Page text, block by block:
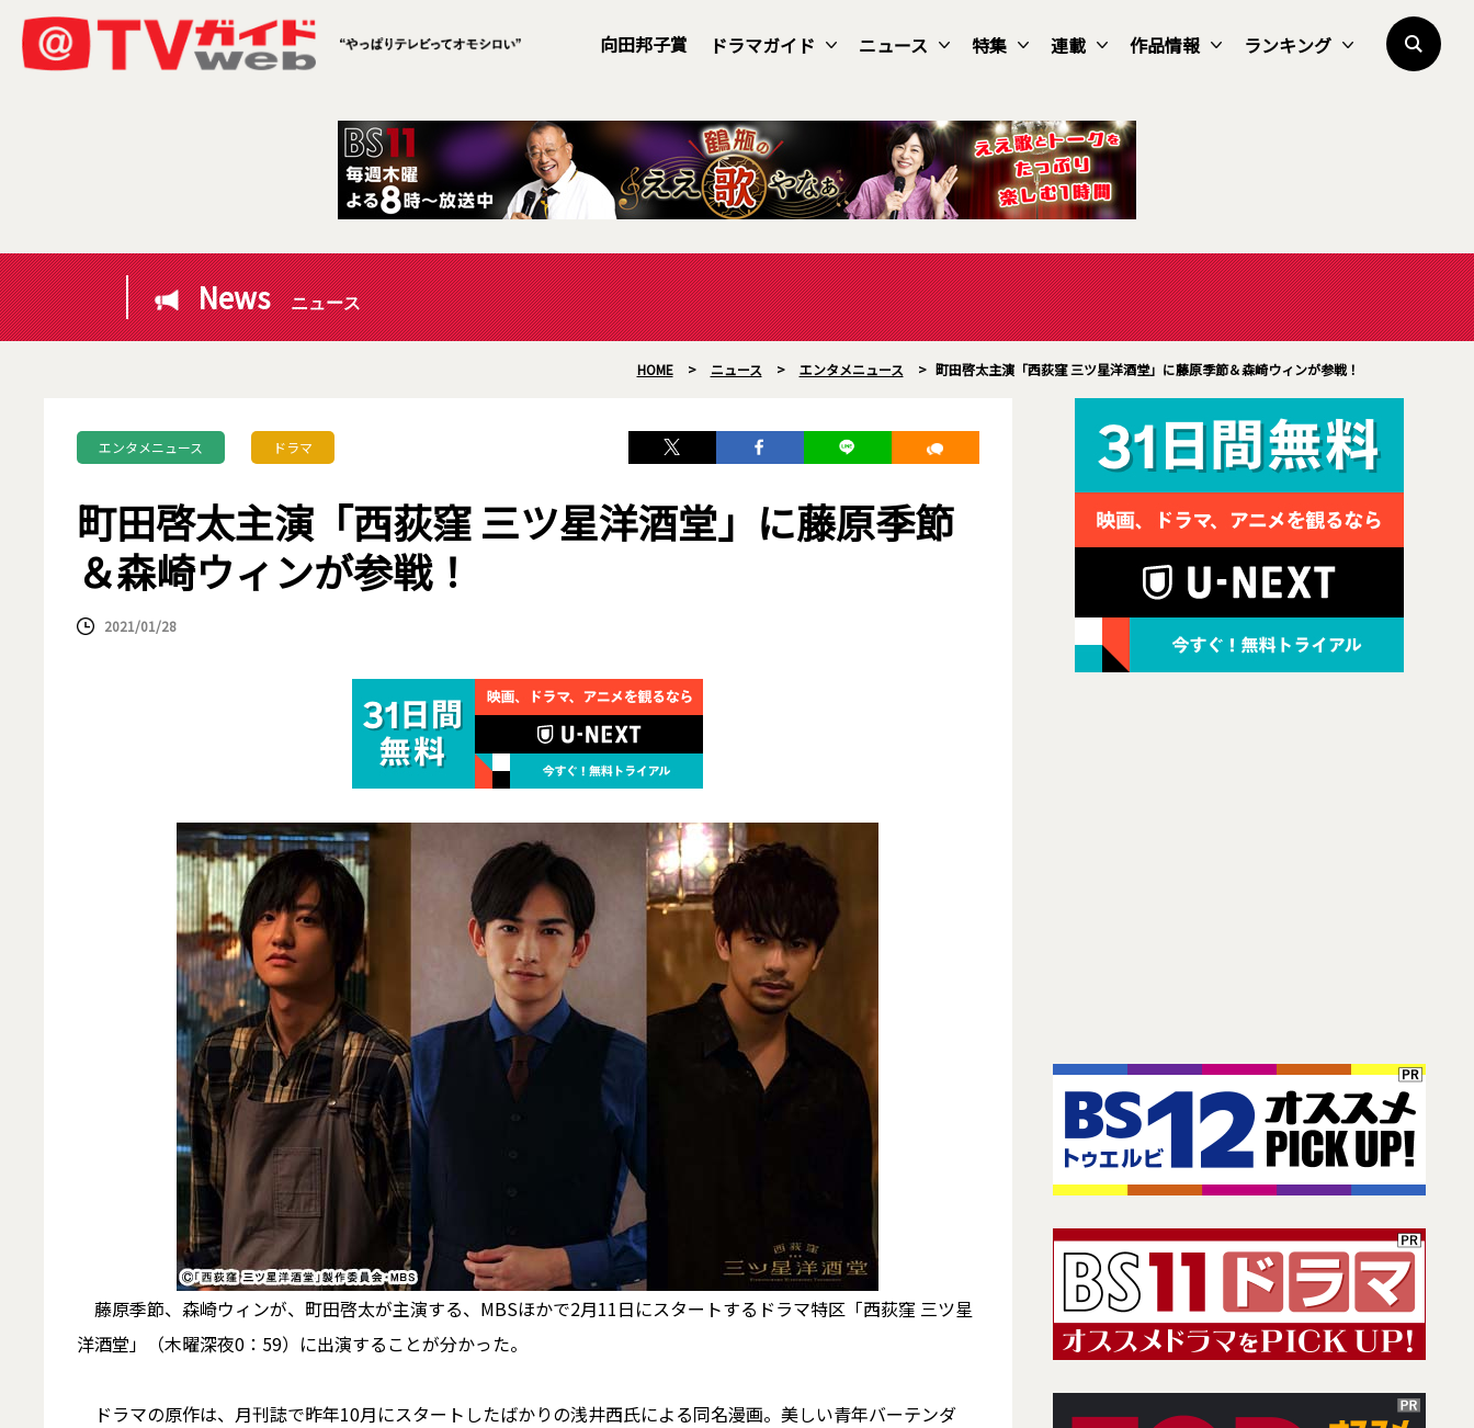
向田邦子賞 ドラマガイド ニュース 特集 連載 作品情報 ランキング
News ニュース
HOME > ニュース > エンタメニュース > 町田啓太主演「西荻窪 三ツ星洋酒堂」に藤原季節＆森崎ウィンが参戦！
エンタメニュース ドラマ
町田啓太主演「西荻窪 三ツ星洋酒堂」に藤原季節
＆森崎ウィンが参戦！
2021/01/28
藤原季節、森崎ウィンが、町田啓太が主演する、MBSほかで2月11日にスタートするドラマ特区「西荻窪 三ツ星
洋酒堂」（木曜深夜0：59）に出演することが分かった。
ドラマの原作は、月刊誌で昨年10月にスタートしたばかりの浅井西氏による同名漫画。美しい青年バーテンダ